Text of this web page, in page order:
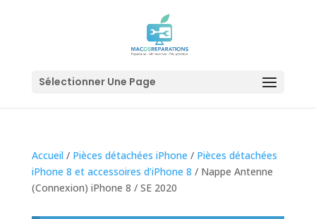
Sélectionner Une Page
Accueil / Pièces détachées iPhone / Pièces détachées
iPhone 8 et accessoires d’iPhone 8 / Nappe Antenne
(Connexion) iPhone 8 / SE 2020